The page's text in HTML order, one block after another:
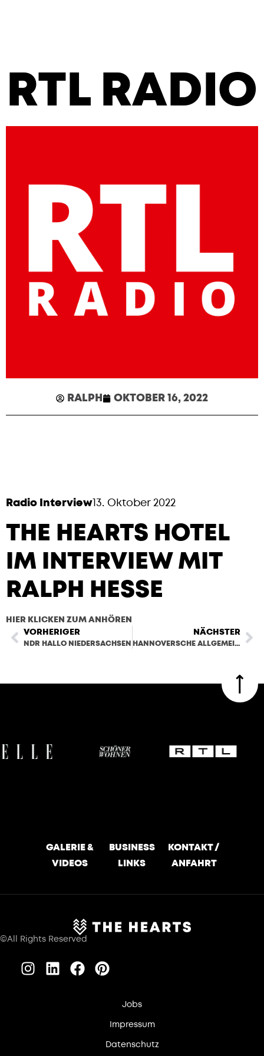
RTL RADIO
RALPH OKTOBER 16, 2022
Radio Interview13. Oktober 2022
THE HEARTS HOTEL
IM INTERVIEW MIT
RALPH HESSE
HIER KLICKEN ZUM ANHÖREN
VORHERIGER
NDR HALLO NIEDERSACHSEN
NÄCHSTER
HANNOVERSCHE ALLGEMEINE ZEITUNG HAZ
GALERIE &
VIDEOS
BUSINESS
LINKS
KONTAKT /
ANFAHRT
©All Rights Reserved
Jobs
Impressum
Datenschutz